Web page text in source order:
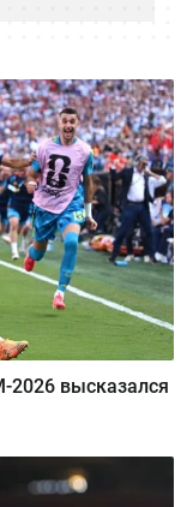
2026 высказался